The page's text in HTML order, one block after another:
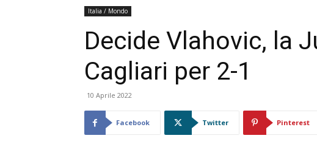
Italia / Mondo
Decide Vlahovic, la
Cagliari per 2-1
10 Aprile 2022
Facebook Twitter Pinterest